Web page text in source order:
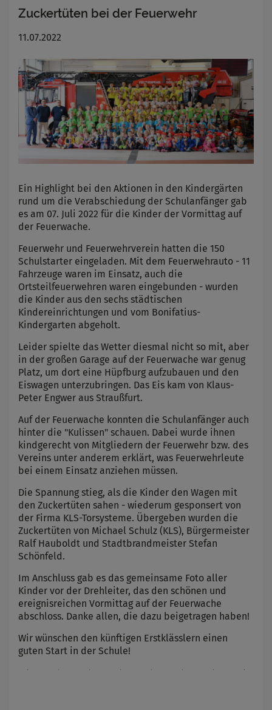
Zuckertüten bei der Feuerwehr
11.07.2022
Ein Highlight bei den Aktionen in den Kindergärten
rund um die Verabschiedung der Schulanfänger gab
es am 07. Juli 2022 für die Kinder der Vormittag auf
der Feuerwache.
Feuerwehr und Feuerwehrverein hatten die 150
Schulstarter eingeladen. Mit dem Feuerwehrauto - 11
Fahrzeuge waren im Einsatz, auch die
Ortsteilfeuerwehren waren eingebunden - wurden
die Kinder aus den sechs städtischen
Kindereinrichtungen und vom Bonifatius-
Kindergarten abgeholt.
Leider spielte das Wetter diesmal nicht so mit, aber
in der großen Garage auf der Feuerwache war genug
Platz, um dort eine Hüpfburg aufzubauen und den
Eiswagen unterzubringen. Das Eis kam von Klaus-
Peter Engwer aus Straußfurt.
Auf der Feuerwache konnten die Schulanfänger auch
hinter die "Kulissen" schauen. Dabei wurde ihnen
kindgerecht von Mitgliedern der Feuerwehr bzw. des
Vereins unter anderem erklärt, was Feuerwehrleute
bei einem Einsatz anziehen müssen.
Die Spannung stieg, als die Kinder den Wagen mit
den Zuckertüten sahen - wiederum gesponsert von
der Firma KLS-Torsysteme. Übergeben wurden die
Zuckertüten von Michael Schulz (KLS), Bürgermeister
Ralf Hauboldt und Stadtbrandmeister Stefan
Schönfeld.
Im Anschluss gab es das gemeinsame Foto aller
Kinder vor der Drehleiter, das den schönen und
ereignisreichen Vormittag auf der Feuerwache
abschloss. Danke allen, die dazu beigetragen haben!
Wir wünschen den künftigen Erstklässlern einen
guten Start in der Schule!